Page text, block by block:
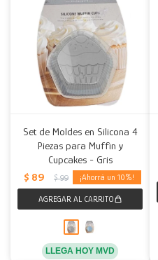
Set de Moldes en Silicona 4
Piezas para Muffin y
Cupcakes - Gris
$ 89 $ 99 10
LLEGA HOY MVD